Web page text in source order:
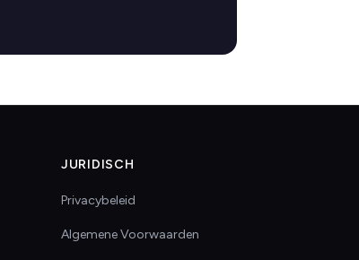
JURIDISCH
Privacybeleid
Algemene Voorwaarden